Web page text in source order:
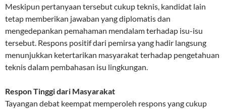
Meskipun pertanyaan tersebut cukup teknis, kandidat lain
tetap memberikan jawaban yang diplomatis dan
mengedepankan pemahaman mendalam terhadap isu-isu
tersebut. Respons positif dari pemirsa yang hadir langsung
menunjukkan ketertarikan masyarakat terhadap pengetahuan
teknis dalam pembahasan isu lingkungan.
Respon Tinggi dari Masyarakat
Tayangan debat keempat memperoleh respons yang cukup